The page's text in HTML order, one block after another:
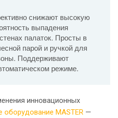
снижают высокую
выпадения
палаток. Просты в
парой и ручкой для
Поддерживают
режиме.
инновационных
оборудование MASTER —